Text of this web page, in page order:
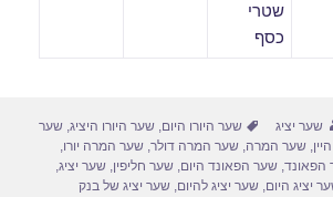
שטרי
כסף
מחבר
שער יציג תגיות
שער היורו היום,שער היורו היציג,שער
,שער המרה,שער המרה דולר,שער המרה יורו,
הפאונד,שער הפאונד היום,שער חליפין,שער יציג,
יציג היום,שער יציג להיום,שער יציג של בנק